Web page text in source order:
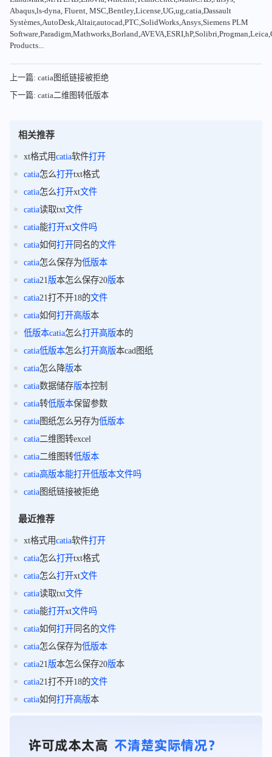
Abaqus,ls-dyna, Fluent, MSC,Bentley,License,UG,ug,catia,Dassault
Systèmes,AutoDesk,Altair,autocad,PTC,SolidWorks,Ansys,Siemens PLM
Products...
上一篇: catia图纸链接被拒绝
下一篇: catia二维图转低版本
相关推荐
xt格式用catia软件打开
catia怎么打开txt格式
catia怎么打开xt文件
catia读取txt文件
catia能打开xt文件吗
catia如何打开同名的文件
catia怎么保存为低版本
catia21版本怎么保存20版本
catia21打不开18的文件
catia如何打开高版本
低版本catia怎么打开高版本的
catia低版本怎么打开高版本cad图纸
catia怎么降版本
catia数据储存版本控制
catia转低版本保留参数
catia图纸怎么另存为低版本
catia二维图转excel
catia二维图转低版本
catia高版本能打开低版本文件吗
catia图纸链接被拒绝
最近推荐
xt格式用catia软件打开
catia怎么打开txt格式
catia怎么打开xt文件
catia读取txt文件
catia能打开xt文件吗
catia如何打开同名的文件
catia怎么保存为低版本
catia21版本怎么保存20版本
catia21打不开18的文件
catia如何打开高版本